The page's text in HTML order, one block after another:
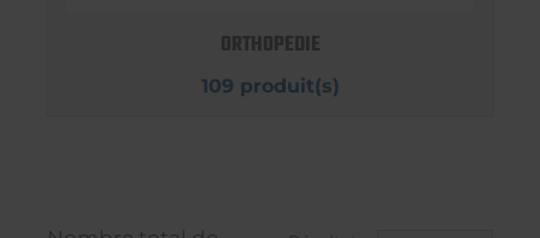
ORTHOPEDIE
109 produit(s)